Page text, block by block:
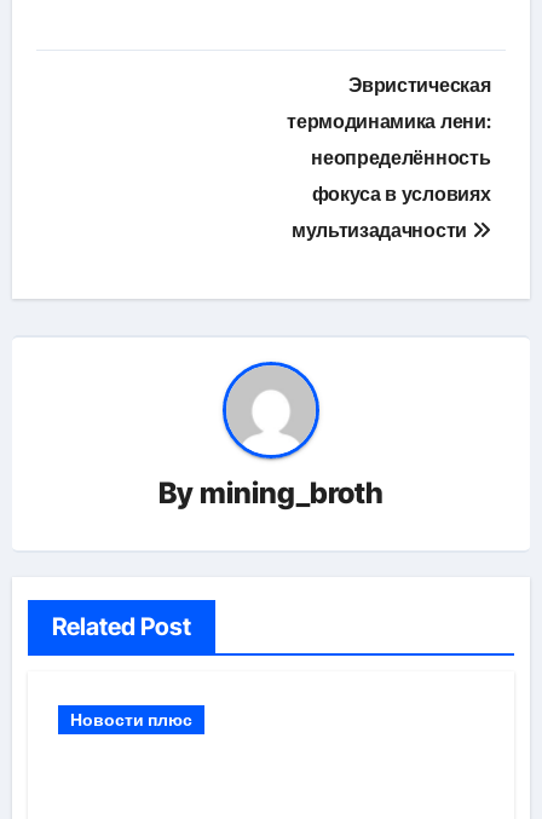
Эвристическая
термодинамика лени:
неопределённость
фокуса в условиях
мультизадачности
By mining_broth
Related Post
Новости плюс